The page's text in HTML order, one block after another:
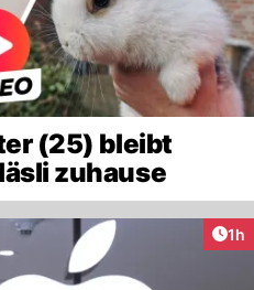
(25) bleibt
zuhause
1h